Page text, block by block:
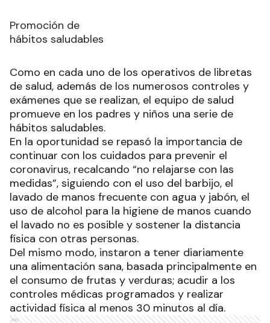
Promoción de
hábitos saludables
Como en cada uno de los operativos de libretas
de salud, además de los numerosos controles y
exámenes que se realizan, el equipo de salud
promueve en los padres y niños una serie de
hábitos saludables.
En la oportunidad se repasó la importancia de
continuar con los cuidados para prevenir el
coronavirus, recalcando “no relajarse con las
medidas”, siguiendo con el uso del barbijo, el
lavado de manos frecuente con agua y jabón, el
uso de alcohol para la higiene de manos cuando
el lavado no es posible y sostener la distancia
física con otras personas.
Del mismo modo, instaron a tener diariamente
una alimentación sana, basada principalmente en
el consumo de frutas y verduras; acudir a los
controles médicas programados y realizar
actividad física al menos 30 minutos al día.
Ads